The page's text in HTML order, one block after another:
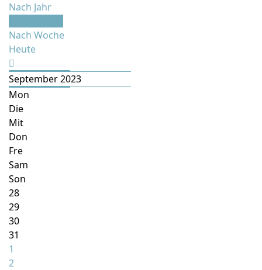
Nach Jahr
Nach Woche
Heute
September 2023
Mon
Die
Mit
Don
Fre
Sam
Son
28
29
30
31
1
2